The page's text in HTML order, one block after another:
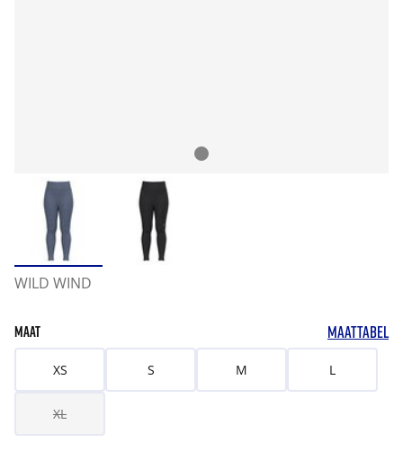
WILD WIND
MAAT MAATTABEL
XS S M L
XL